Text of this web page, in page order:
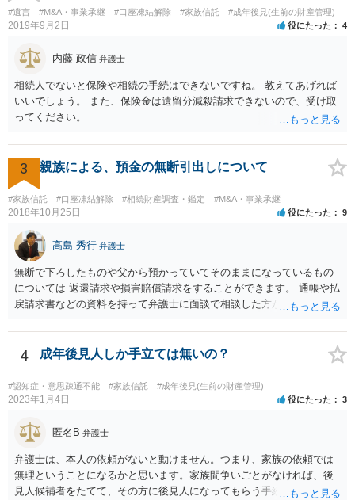
とを伺わせる事情をどれだけ積み重ねることが出来るか、というとこ
ろとなります。 返済の事実や、返済を約束するメール等です。 金額の
おく方が宜しいかと思います。 緊急という訳ではないかと思います
が、事前準備が早い方が有効な手段が増える傾向にありますので、早
目に弁護士を入れられることを御検討頂くと良いかと思います。
#遺言 #M&A・事業承継 #口座凍結解除 #家族信託 #成年後見(生前の財産管理)
2019年9月2日 役にたった 4
内藤 政信 弁護士
相続人でないと保険や相続の手続はできないですね。 教えてあげれば
いいでしょう。 また、保険金は遺留分減殺請求できないので、受け取
ってください。
3 親族による、預金の無断引出しについて
#家族信託 #口座凍結解除 #相続財産調査・鑑定 #M&A・事業承継
2018年10月25日 役にたった 9
高島 秀行 弁護士
無断で下ろしたものや父から預かっていてそのままになっているもの
については 返還請求や損害賠償請求をすることができます。 通帳や払
戻請求書などの資料を持って弁護士に面談で相談した方がよいと思い
4 成年後見人しか手立ては無いの？
#認知症・意思疎通不能 #家族信託 #成年後見(生前の財産管理)
2023年1月4日 役にたった 3
匿名B 弁護士
弁護士は、本人の依頼がないと動けません。つまり、家族の依頼では
無理ということになるかと思います。家族間争いごとがなければ、後
見人候補者をたてて、その方に後見人になってもらう手続をすすめた